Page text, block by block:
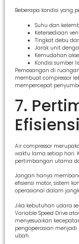
Beberapa kondisi yang
Suhu dan
Ketersediaan
Tingkat debu
Jarak unit
Kemudahan
Kondisi sumber
Pemasangan di
membuat compressor
mempercepat
7.
Air compressor
waktu lama setiap hari.
pertimbangan utama
Jangan hanya
efisiensi motor, sistem
operasional dalam
Jika kebutuhan udara
Variable Speed Drive
menyesuaikan
pengoperasian
ubah.